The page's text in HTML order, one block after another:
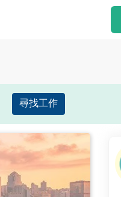
尋找工作